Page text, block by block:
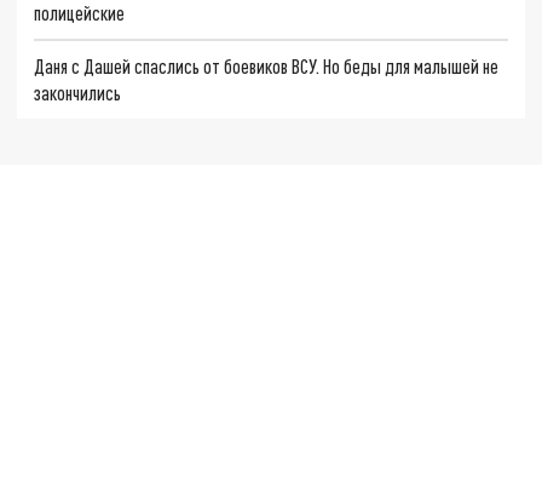
полицейские
Даня с Дашей спаслись от боевиков ВСУ. Но беды для малышей не
закончились